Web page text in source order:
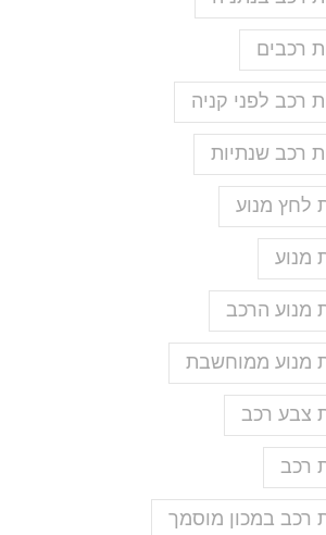
רכבים
רכב לפני קניה
רכב שנתיות
לחץ מנוע
מנוע
מנוע הרכב
מנוע ממוחשבת
צבע רכב
רכב
רכב במכון מוסמך